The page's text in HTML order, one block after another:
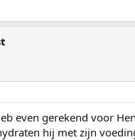
even gerekend voor
hij met zijn